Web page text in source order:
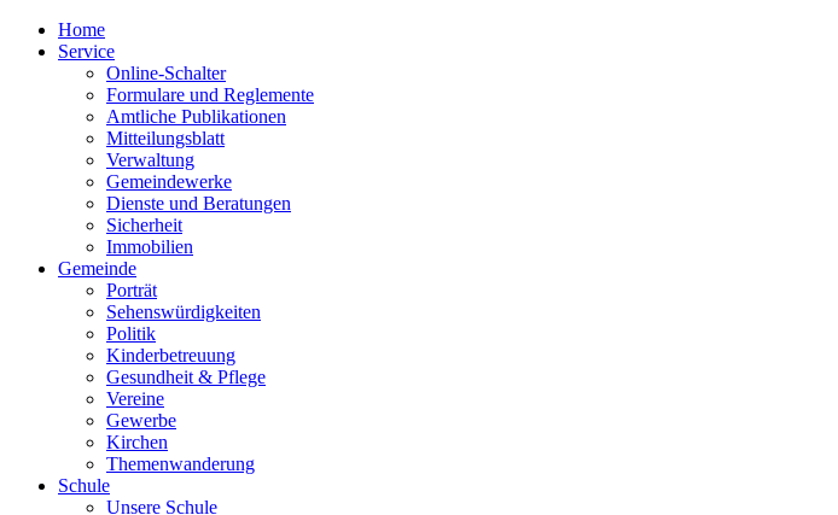
Home
Service
Online-Schalter
Formulare und Reglemente
Amtliche Publikationen
Mitteilungsblatt
Verwaltung
Gemeindewerke
Dienste und Beratungen
Sicherheit
Immobilien
Gemeinde
Porträt
Sehenswürdigkeiten
Politik
Kinderbetreuung
Gesundheit & Pflege
Vereine
Gewerbe
Kirchen
Themenwanderung
Schule
Unsere Schule